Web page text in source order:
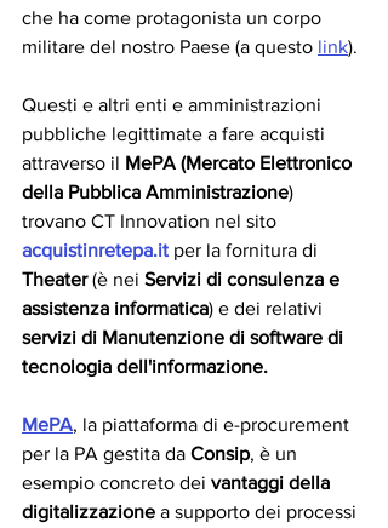
che ha come protagonista un corpo
militare del nostro Paese (a questo link).
Questi e altri enti e amministrazioni
pubbliche legittimate a fare acquisti
attraverso il MePA (Mercato Elettronico
della Pubblica Amministrazione)
trovano CT Innovation nel sito
acquistinretepa.it per la fornitura di
Theater (è nei Servizi di consulenza e
assistenza informatica) e dei relativi
servizi di Manutenzione di software di
tecnologia dell'informazione.
MePA, la piattaforma di e-procurement
per la PA gestita da Consip, è un
esempio concreto dei vantaggi della
digitalizzazione a supporto dei processi